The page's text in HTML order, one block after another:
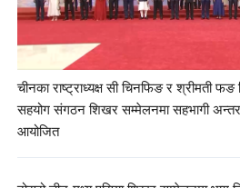
चीनका राष्ट्राध्यक्ष सी चिनफिङ र श्रीमती
सहयोग संगठन शिखर सम्मेलनमा सहभागी
आयोजित